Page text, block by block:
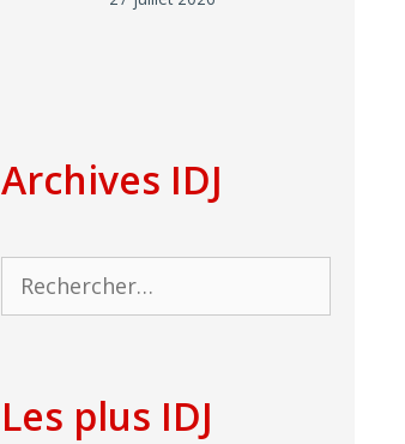
Archives IDJ
Rechercher :
Les plus IDJ